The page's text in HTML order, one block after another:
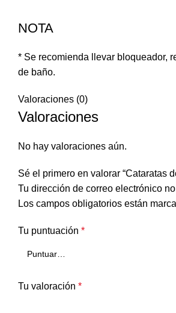
NOTA
* Se recomienda llevar bloqueador,
de baño.
Valoraciones (0)
Valoraciones
No hay valoraciones aún.
Sé el primero en valorar “Cataratas
Tu dirección de correo electrónico
Los campos obligatorios están
Tu puntuación *
Tu valoración *